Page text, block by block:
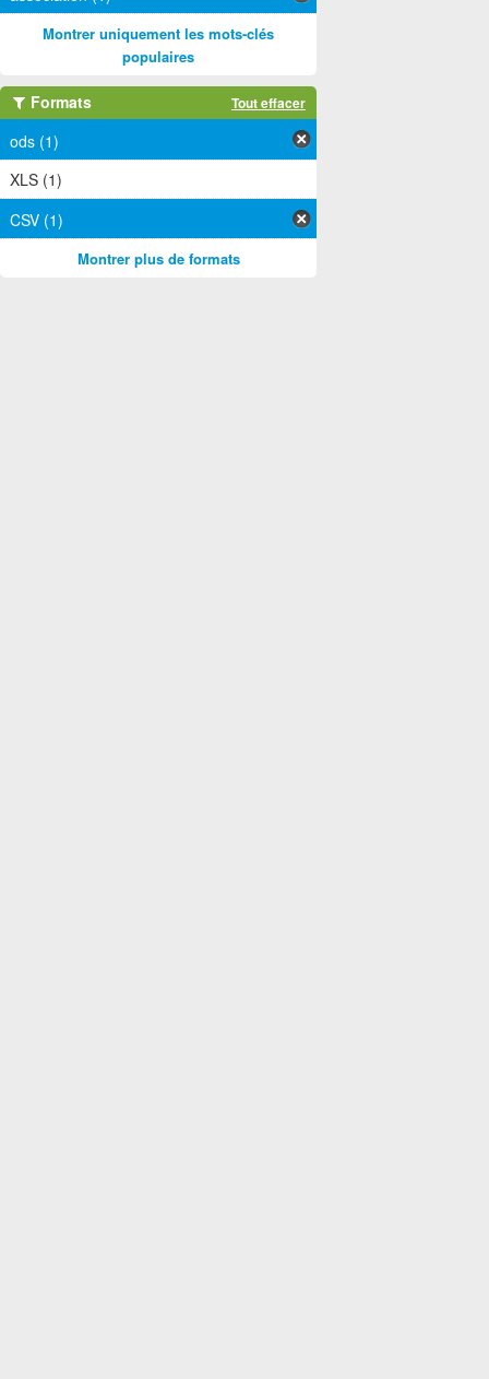
Montrer uniquement les mots-clés
populaires
Formats Tout effacer
ods (1)
XLS (1)
CSV (1)
Montrer plus de formats